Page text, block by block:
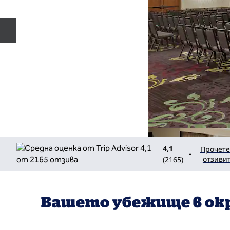
4,1
(2165)
•
Вашето убежище в